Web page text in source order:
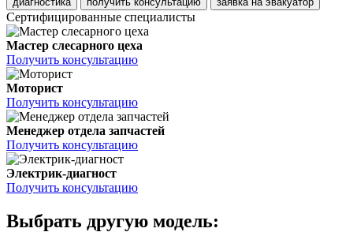
Сертифицированные специалисты
Мастер слесарного цеха
Получить консультацию
Моторист
Получить консультацию
Менеджер отдела запчастей
Получить консультацию
Электрик-диагност
Получить консультацию
Выбрать другую модель: